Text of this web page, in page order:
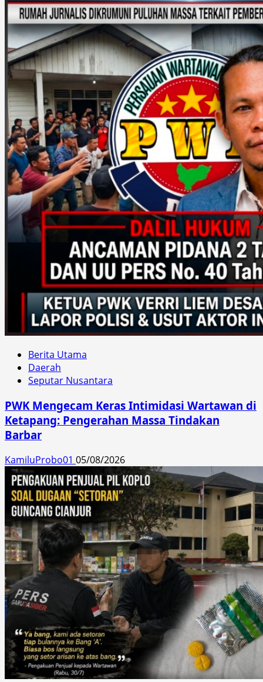
Berita Utama
Daerah
Seputar Nusantara
PWK Mengecam Keras Intimidasi Wartawan di
Ketapang: Pengerahan Massa Tindakan
Barbar
KamiluProbo01 05/08/2026